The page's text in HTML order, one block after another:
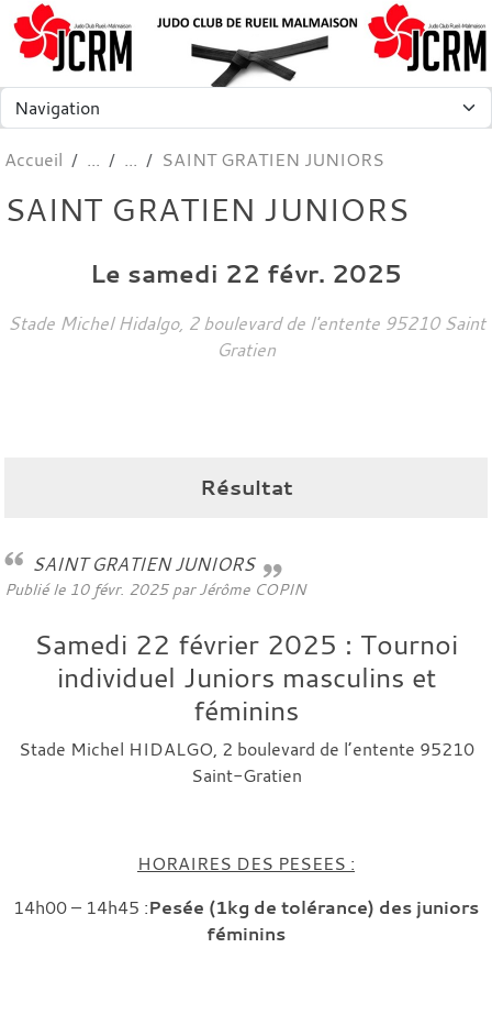
Accueil SAINT GRATIEN JUNIORS
SAINT GRATIEN JUNIORS
Le samedi 22 févr. 2025
Stade Michel Hidalgo, 2 boulevard de l'entente 95210 Saint
Gratien
Résultat
SAINT GRATIEN JUNIORS
Publié le 10 févr. 2025par Jérôme COPIN
Samedi 22 février 2025 : Tournoi
individuel Juniors masculins et
féminins
Stade Michel HIDALGO, 2 boulevard de l’entente 95210
Saint-Gratien
HORAIRES DES PESEES :
14h00 – 14h45 :Pesée (1kg de tolérance) des juniors
féminins
Panneau de gestion des cookies